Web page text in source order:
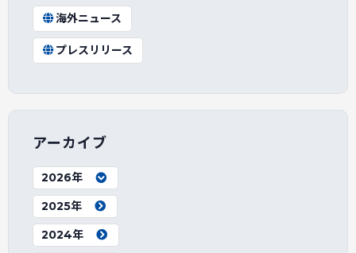
海外ニュース
プレスリリース
アーカイブ
2026年
2025年
2024年